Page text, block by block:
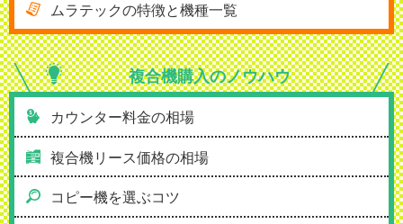
ムラテックの特徴と機種一覧
複合機購入のノウハウ
カウンター料金の相場
複合機リース価格の相場
コピー機を選ぶコツ